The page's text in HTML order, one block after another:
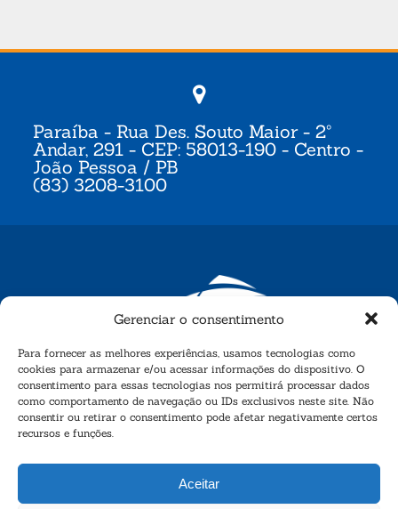
Gerenciar o consentimento
Para fornecer as melhores experiências, usamos tecnologias como
cookies para armazenar e/ou acessar informações do dispositivo. O
consentimento para essas tecnologias nos permitirá processar dados
como comportamento de navegação ou IDs exclusivos neste site. Não
consentir ou retirar o consentimento pode afetar negativamente certos
recursos e funções.
Aceitar
Paraíba - Rua Des. Souto Maior - 2º
Andar, 291 - CEP: 58013-190 - Centro -
João Pessoa / PB
(83) 3208-3100